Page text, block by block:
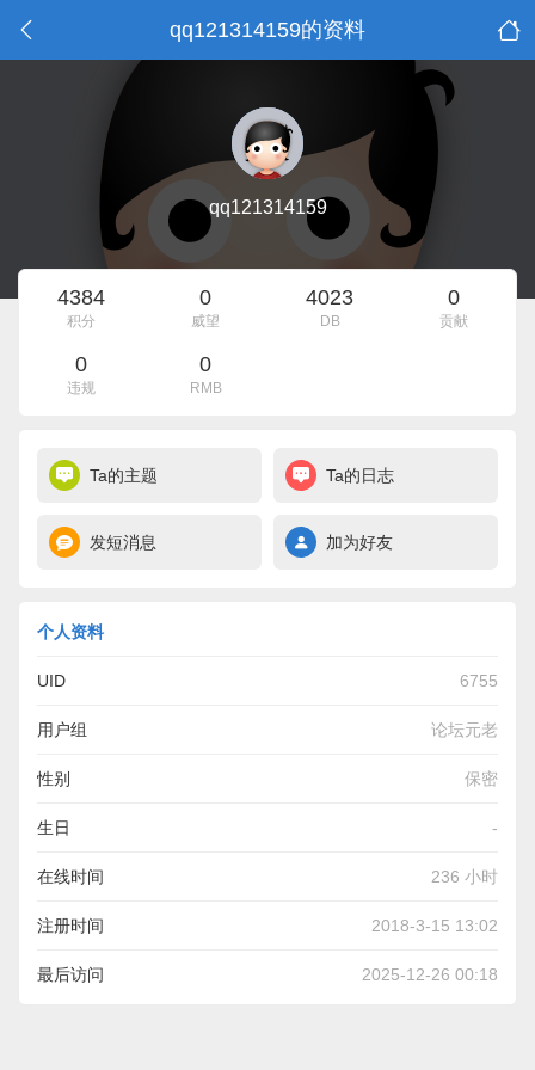
qq121314159的资料
qq121314159
4384
积分
0
威望
4023
DB
0
贡献
0
违规
0
RMB
Ta的主题 Ta的日志
发短消息 加为好友
个人资料
UID 6755
用户组 论坛元老
性别 保密
生日 -
在线时间 236 小时
注册时间 2018-3-15 13:02
最后访问 2025-12-26 00:18